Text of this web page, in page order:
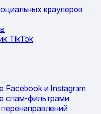
краулеров
TikTok
Facebook и Instagram
спам-фильтрами